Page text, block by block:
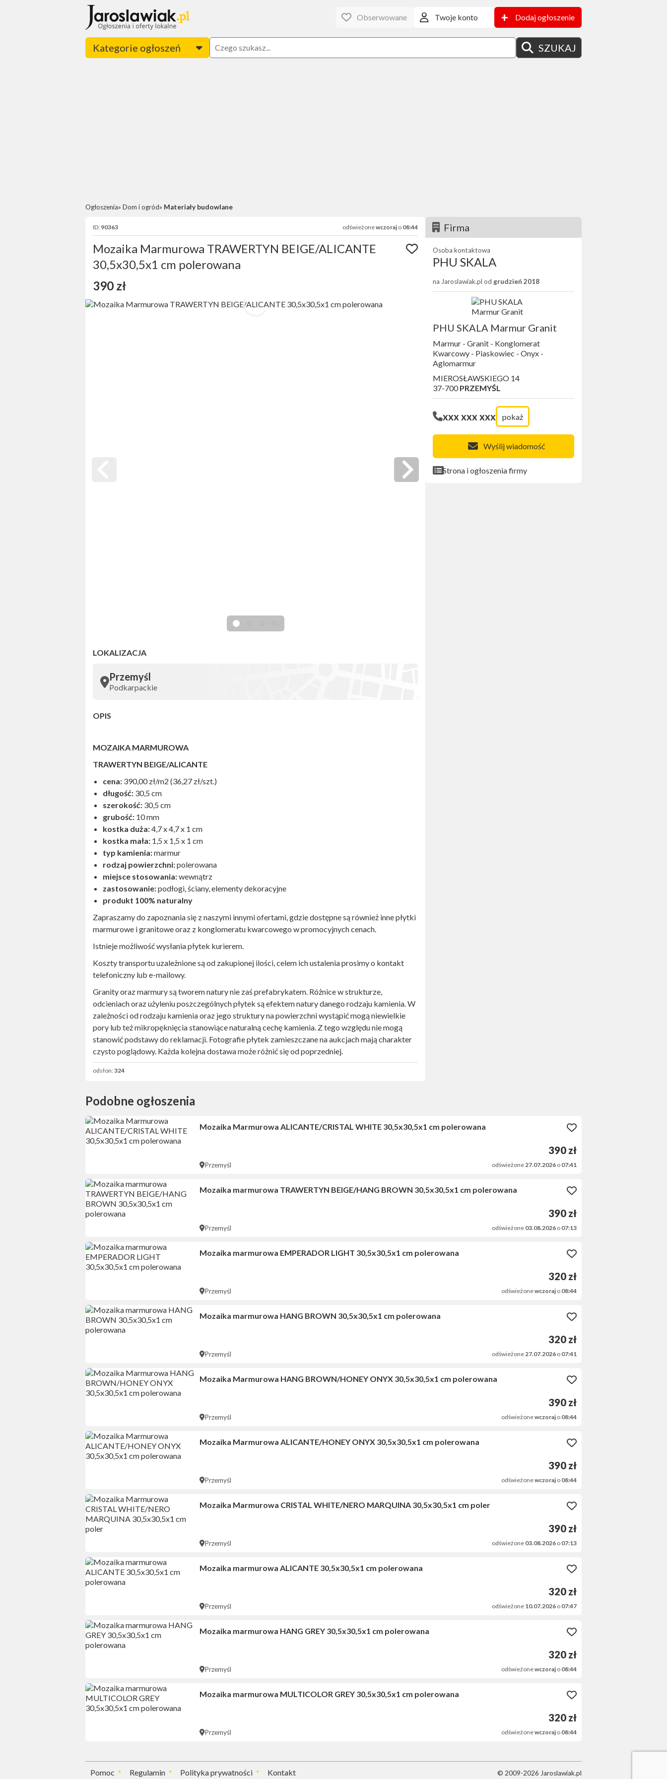
Obserwowane Twoje konto + Dodaj ogłoszenie
Kategorie ogłoszeń SZUKAJ
Ogłoszenia Dom i ogród Materiały budowlane
ID: 90363 odświeżonewczoraj o 08:44
Mozaika Marmurowa TRAWERTYN BEIGE/ALICANTE
30,5x30,5x1 cm polerowana
390 zł
LOKALIZACJA
Przemyśl
Podkarpackie
OPIS
MOZAIKA MARMUROWA
TRAWERTYN BEIGE/ALICANTE
cena: 390,00 zł/m2 (36,27 zł/szt.)
długość: 30,5 cm
szerokość: 30,5 cm
grubość: 10 mm
kostka duża:4,7 x 4,7 x 1 cm
kostka mała: 1,5 x 1,5 x 1 cm
typ kamienia:marmur
rodzaj powierzchni:polerowana
miejsce stosowania:wewnątrz
zastosowanie:podłogi, ściany, elementy dekoracyjne
produkt 100% naturalny
Zapraszamy do zapoznania się z naszymi innymi ofertami, gdzie dostępne są również inne płytki
marmurowe i granitowe oraz z konglomeratu kwarcowego w promocyjnych cenach.
Istnieje możliwość wysłania płytek kurierem.
Koszty transportu uzależnione są od zakupionej ilości, celem ich ustalenia prosimy o kontakt
telefoniczny lub e-mailowy.
Granity oraz marmury są tworem natury nie zaś prefabrykatem. Różnice w strukturze,
odcieniach oraz użyleniu poszczególnych płytek są efektem natury danego rodzaju kamienia. W
zależności od rodzaju kamienia oraz jego struktury na powierzchni wystąpić mogą niewielkie
pory lub też mikropęknięcia stanowiące naturalną cechę kamienia. Z tego względu nie mogą
stanowić podstawy do reklamacji. Fotografie płytek zamieszczane na aukcjach mają charakter
czysto poglądowy. Każda kolejna dostawa może różnić się od poprzedniej.
odsłon:324
Firma
Osoba kontaktowa
PHU SKALA
na Jaroslawiak.pl od grudzień 2018
PHU SKALA Marmur Granit
Marmur - Granit - Konglomerat
Kwarcowy - Piaskowiec - Onyx -
Aglomarmur
MIEROSŁAWSKIEGO 14
37-700PRZEMYŚL
xxx xxx xxx pokaż
Wyślij wiadomość
Strona i ogłoszenia firmy
Podobne ogłoszenia
Mozaika Marmurowa ALICANTE/CRISTAL WHITE 30,5x30,5x1 cm polerowana
390 zł
Przemyśl odświeżone27.07.2026 o 07:41
Mozaika marmurowa TRAWERTYN BEIGE/HANG BROWN 30,5x30,5x1 cm polerowana
390 zł
Przemyśl odświeżone 03.08.2026 o 07:13
Mozaika marmurowa EMPERADOR LIGHT 30,5x30,5x1 cm polerowana
320 zł
Przemyśl odświeżonewczoraj o 08:44
Mozaika marmurowa HANG BROWN 30,5x30,5x1 cm polerowana
320 zł
Przemyśl odświeżone27.07.2026 o 07:41
Mozaika Marmurowa HANG BROWN/HONEY ONYX 30,5x30,5x1 cm polerowana
390 zł
Przemyśl odświeżonewczoraj o 08:44
Mozaika Marmurowa ALICANTE/HONEY ONYX 30,5x30,5x1 cm polerowana
390 zł
Przemyśl odświeżonewczoraj o 08:44
Mozaika Marmurowa CRISTAL WHITE/NERO MARQUINA 30,5x30,5x1 cm poler
390 zł
Przemyśl odświeżone 03.08.2026 o 07:13
Mozaika marmurowa ALICANTE 30,5x30,5x1 cm polerowana
320 zł
Przemyśl odświeżone 10.07.2026 o 07:47
Mozaika marmurowa HANG GREY 30,5x30,5x1 cm polerowana
320 zł
Przemyśl odświeżonewczoraj o 08:44
Mozaika marmurowa MULTICOLOR GREY 30,5x30,5x1 cm polerowana
320 zł
Przemyśl odświeżonewczoraj o 08:44
Pomoc Regulamin Polityka prywatności Kontakt © 2009-2026 Jaroslawiak.pl